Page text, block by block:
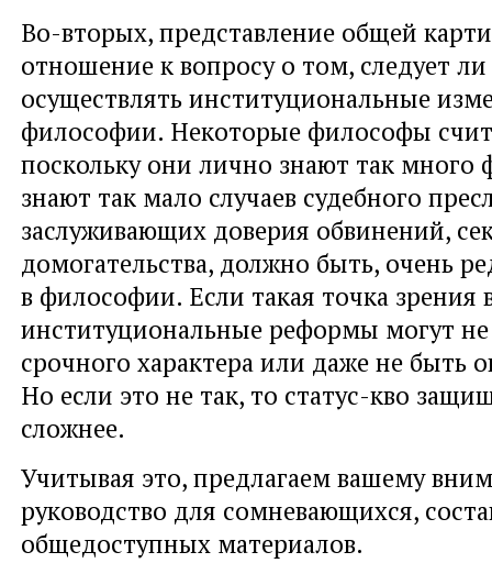
Во-вторых, представление общей
отношение к вопросу о том, следует
осуществлять институциональные
философии. Некоторые философы
поскольку они лично знают так много
знают так мало случаев судебного
заслуживающих доверия обвинений,
домогательства, должно быть, очень
в философии. Если такая точка зрения
институциональные реформы могут
срочного характера или даже не быть
Но если это не так, то статус-кво
сложнее.
Учитывая это, предлагаем вашему
руководство для сомневающихся,
общедоступных материалов.